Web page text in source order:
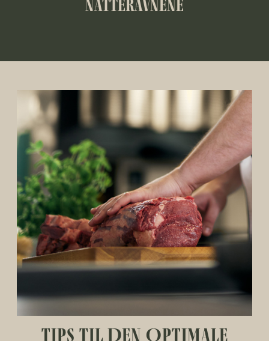
NATTERAVNENE
TIPS TIL DEN OPTIMALE